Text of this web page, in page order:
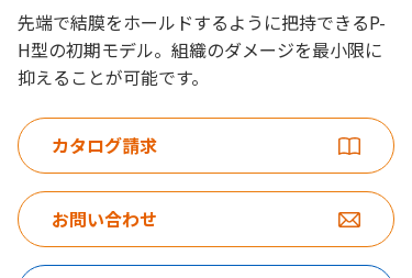
先端で結膜をホールドするように把持できるP-
H型の初期モデル。組織のダメージを最小限に
抑えることが可能です。
カタログ請求
お問い合わせ